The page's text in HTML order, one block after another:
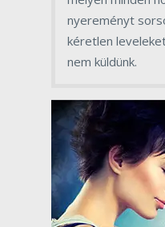
nyereményt
kéretlen
nem küldünk.